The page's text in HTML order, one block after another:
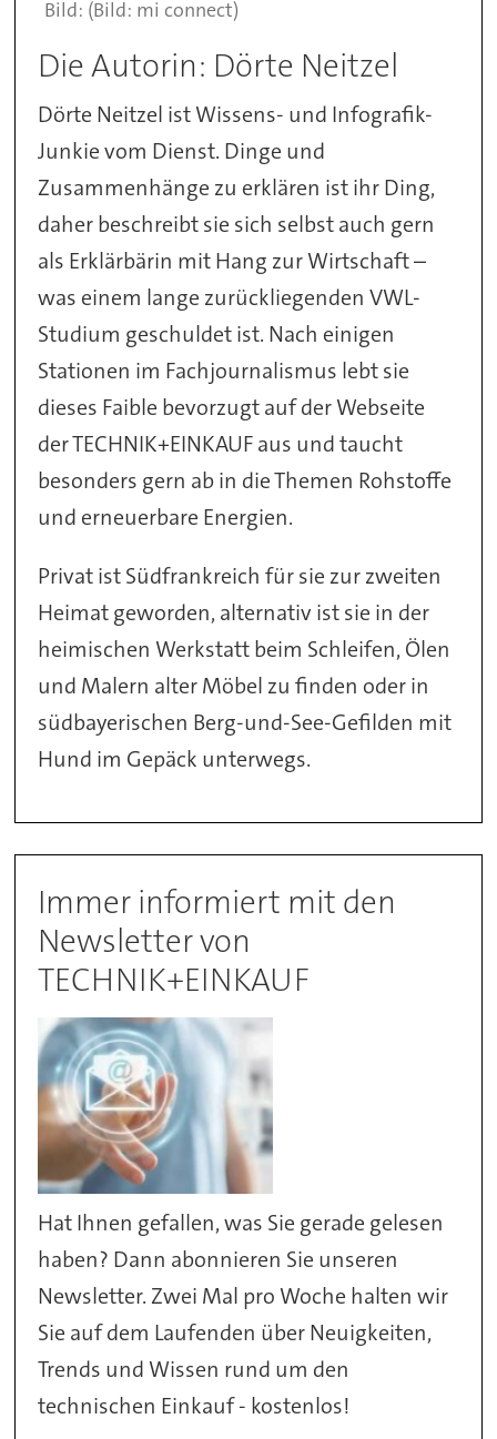
(Bild: mi connect)
Die Autorin: Dörte Neitzel
Dörte Neitzel ist Wissens- und Infografik-
Junkie vom Dienst. Dinge und
Zusammenhänge zu erklären ist ihr Ding,
daher beschreibt sie sich selbst auch gern
als Erklärbärin mit Hang zur Wirtschaft –
was einem lange zurückliegenden VWL-
Studium geschuldet ist. Nach einigen
Stationen im Fachjournalismus lebt sie
dieses Faible bevorzugt auf der Webseite
der TECHNIK+EINKAUF aus und taucht
besonders gern ab in die Themen Rohstoffe
und erneuerbare Energien.
Privat ist Südfrankreich für sie zur zweiten
Heimat geworden, alternativ ist sie in der
heimischen Werkstatt beim Schleifen, Ölen
und Malern alter Möbel zu finden oder in
südbayerischen Berg-und-See-Gefilden mit
Hund im Gepäck unterwegs.
Immer informiert mit den
Newsletter von
TECHNIK+EINKAUF
Hat Ihnen gefallen, was Sie gerade gelesen
haben? Dann abonnieren Sie unseren
Newsletter. Zwei Mal pro Woche halten wir
Sie auf dem Laufenden über Neuigkeiten,
Trends und Wissen rund um den
technischen Einkauf - kostenlos!